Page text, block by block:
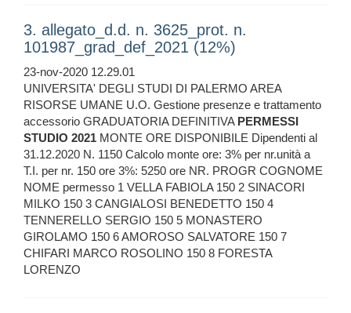
3. allegato_d.d. n. 3625_prot. n.
101987_grad_def_2021 (12%)
23-nov-2020 12.29.01
UNIVERSITA' DEGLI STUDI DI PALERMO AREA
RISORSE UMANE U.O. Gestione presenze e trattamento
accessorio GRADUATORIA DEFINITIVA PERMESSI
STUDIO 2021 MONTE ORE DISPONIBILE Dipendenti al
31.12.2020 N. 1150 Calcolo monte ore: 3% per nr.unità a
T.I. per nr. 150 ore 3%: 5250 ore NR. PROGR COGNOME
NOME permesso 1 VELLA FABIOLA 150 2 SINACORI
MILKO 150 3 CANGIALOSI BENEDETTO 150 4
TENNERELLO SERGIO 150 5 MONASTERO
GIROLAMO 150 6 AMOROSO SALVATORE 150 7
CHIFARI MARCO ROSOLINO 150 8 FORESTA
LORENZO